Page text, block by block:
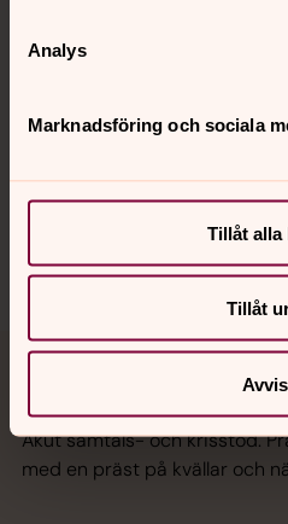
Analys
Marknadsföring och sociala
Tillåt alla
Tillåt
Sociala kanaler
Jourhavande präst
Akut samtals- och krisstöd.
med en präst på kvällar och